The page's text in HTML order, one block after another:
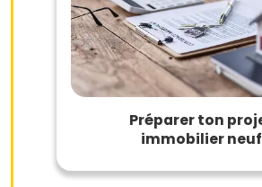
Préparer ton
immobilier neuf